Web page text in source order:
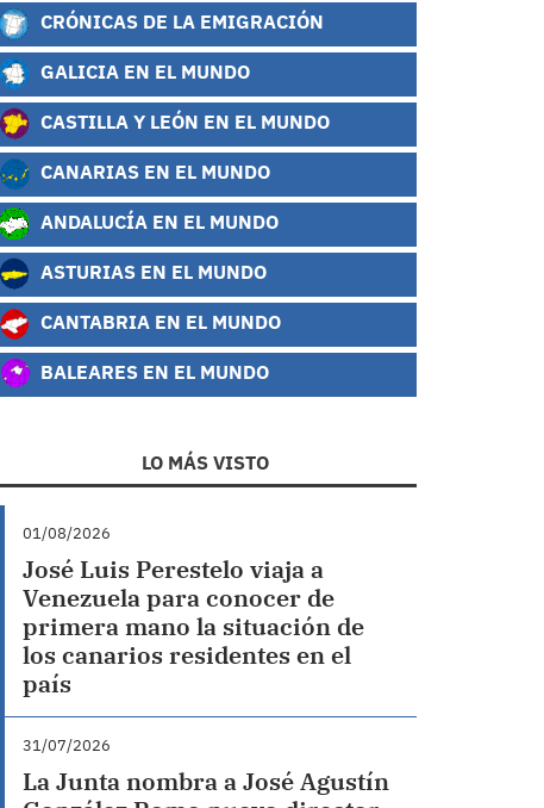
CRÓNICAS DE LA EMIGRACIÓN
GALICIA EN EL MUNDO
CASTILLA Y LEÓN EN EL MUNDO
CANARIAS EN EL MUNDO
ANDALUCÍA EN EL MUNDO
ASTURIAS EN EL MUNDO
CANTABRIA EN EL MUNDO
BALEARES EN EL MUNDO
LO MÁS VISTO
01/08/2026
José Luis Perestelo viaja a
Venezuela para conocer de
primera mano la situación de
los canarios residentes en el
país
31/07/2026
La Junta nombra a José Agustín